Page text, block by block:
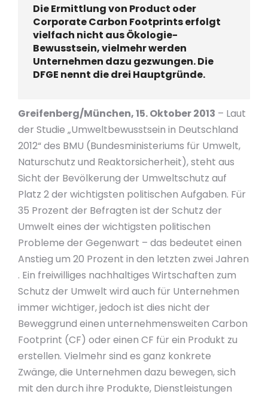
Die Ermittlung von Product oder
Corporate Carbon Footprints erfolgt
vielfach nicht aus Ökologie-
Bewusstsein, vielmehr werden
Unternehmen dazu gezwungen. Die
DFGE nennt die drei Hauptgründe.
Greifenberg/München, 15. Oktober 2013 – Laut
der Studie „Umweltbewusstsein in Deutschland
2012“ des BMU (Bundesministeriums für Umwelt,
Naturschutz und Reaktorsicherheit), steht aus
Sicht der Bevölkerung der Umweltschutz auf
Platz 2 der wichtigsten politischen Aufgaben. Für
35 Prozent der Befragten ist der Schutz der
Umwelt eines der wichtigsten politischen
Probleme der Gegenwart – das bedeutet einen
Anstieg um 20 Prozent in den letzten zwei Jahren
. Ein freiwilliges nachhaltiges Wirtschaften zum
Schutz der Umwelt wird auch für Unternehmen
immer wichtiger, jedoch ist dies nicht der
Beweggrund einen unternehmensweiten Carbon
Footprint (CF) oder einen CF für ein Produkt zu
erstellen. Vielmehr sind es ganz konkrete
Zwänge, die Unternehmen dazu bewegen, sich
mit den durch ihre Produkte, Dienstleistungen